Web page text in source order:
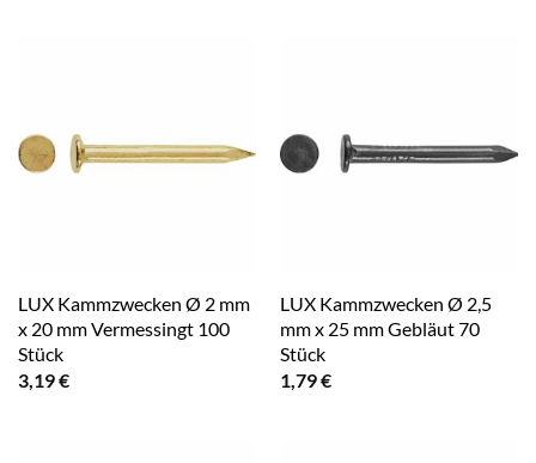
LUX Kammzwecken Ø 2 mm
x 20 mm Vermessingt 100
Stück
3,19€
LUX Kammzwecken Ø 2,5
mm x 25 mm Gebläut 70
Stück
1,79€